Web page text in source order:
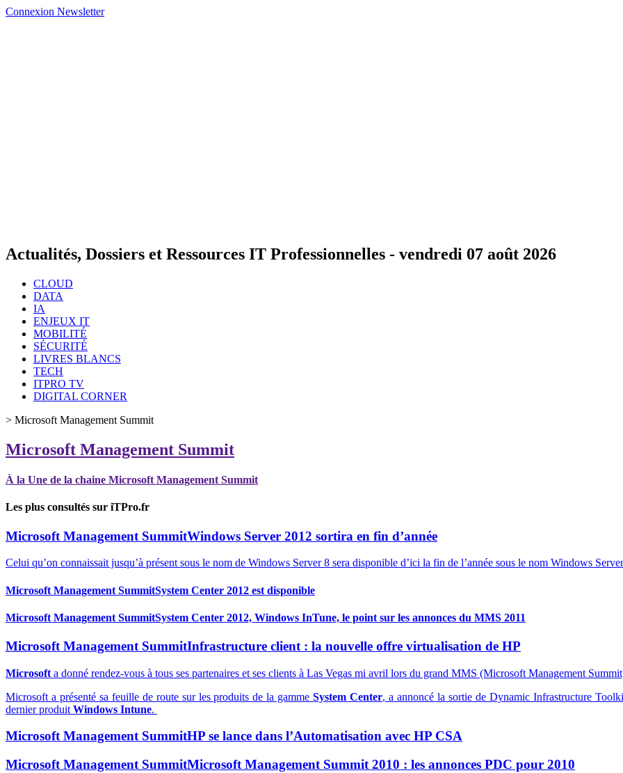
Connexion Newsletter
Actualités, Dossiers et Ressources IT Professionnelles - vendredi 07 août 2026
CLOUD
DATA
IA
ENJEUX IT
MOBILITÉ
SÉCURITÉ
LIVRES BLANCS
TECH
ITPRO TV
DIGITAL CORNER
> Microsoft Management Summit
Microsoft Management Summit
À la Une de la chaine Microsoft Management Summit
Les plus consultés sur iTPro.fr
Microsoft Management SummitWindows Server 2012 sortira en fin d’année
Celui qu’on connaissait jusqu’à présent sous le nom de Windows Server 8 sera disponible d’ici la fin de l’année sous le nom Windows
Microsoft Management SummitSystem Center 2012 est disponible
Microsoft Management SummitSystem Center 2012, Windows InTune, le point sur les annonces du MMS 2011
Microsoft Management SummitInfrastructure client : la nouvelle offre virtualisation de HP
Microsoft a donné rendez-vous à tous ses partenaires et ses clients à Las Vegas mi avril lors du grand MMS (Microsoft Management
Microsoft a présenté sa feuille de route sur les produits de la gammeSystem Center, a annoncé la sortie de Dynamic Infrastructure
dernier produit Windows Intune.
Microsoft Management SummitHP se lance dans l’Automatisation avec HP CSA
Microsoft Management SummitMicrosoft Management Summit 2010 : les annonces PDC pour 2010